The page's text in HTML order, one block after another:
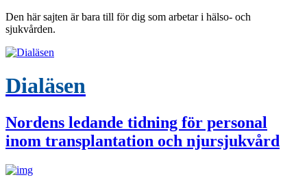
Den här sajten är bara till för dig som arbetar i hälso- och
sjukvården.
Dialäsen
Nordens ledande tidning för personal
inom transplantation och njursjukvård